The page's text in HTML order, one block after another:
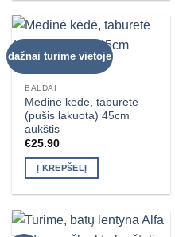
dažnai turime vietoje
BALDAI
Medinė kėdė, taburetė
(pušis lakuota) 45cm
aukštis
€25.90
Į KREPŠELĮ